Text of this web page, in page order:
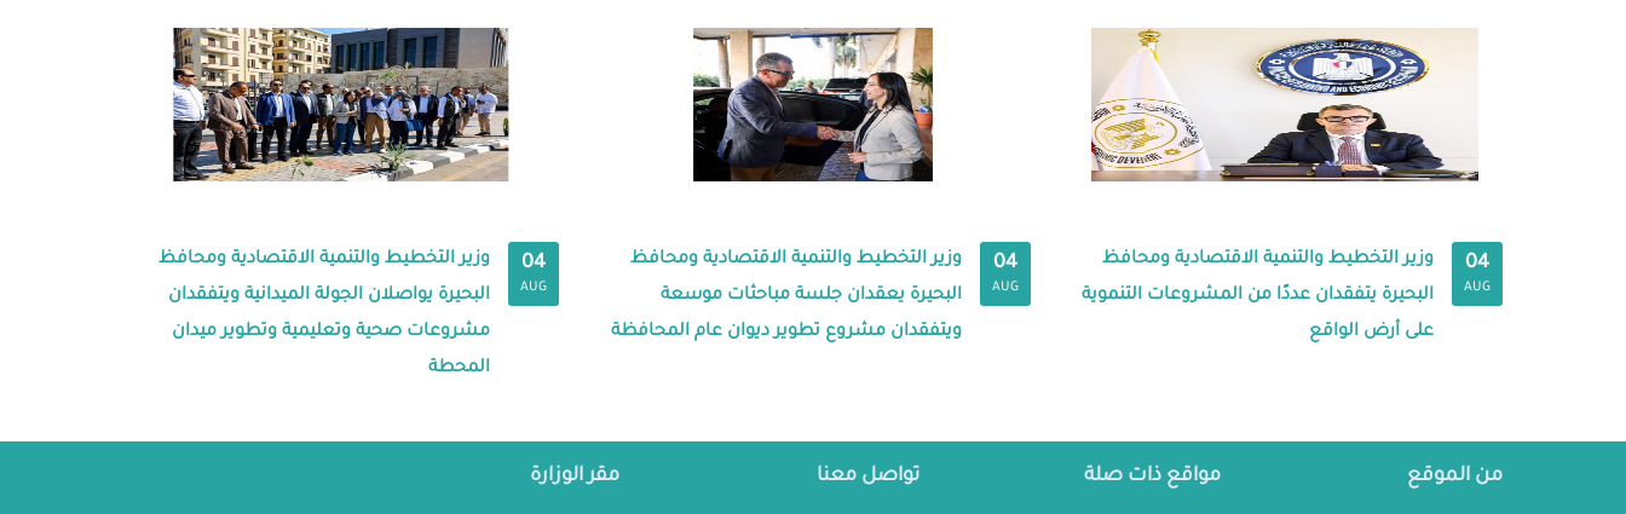
04
AUG
وزير التخطيط والتنمية الاقتصادية ومحافظ
البحيرة يتفقدان عددًا من المشروعات التنموية
على أرض الواقع
04
AUG
وزير التخطيط والتنمية الاقتصادية ومحافظ
البحيرة يعقدان جلسة مباحثات موسعة
ويتفقدان مشروع تطوير ديوان عام المحافظة
04
AUG
وزير التخطيط والتنمية الاقتصادية ومحافظ
البحيرة يواصلان الجولة الميدانية ويتفقدان
مشروعات صحية وتعليمية وتطوير ميدان
المحطة
من الموقع مواقع ذات صلة تواصل معنا مقر الوزارة